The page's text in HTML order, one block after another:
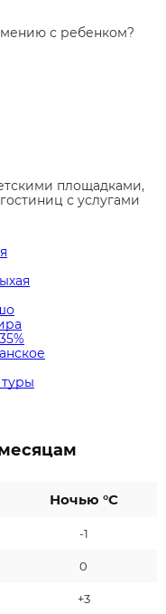
с ребенком?
площадками,
с услугами
Ночью °C
-1
0
+3